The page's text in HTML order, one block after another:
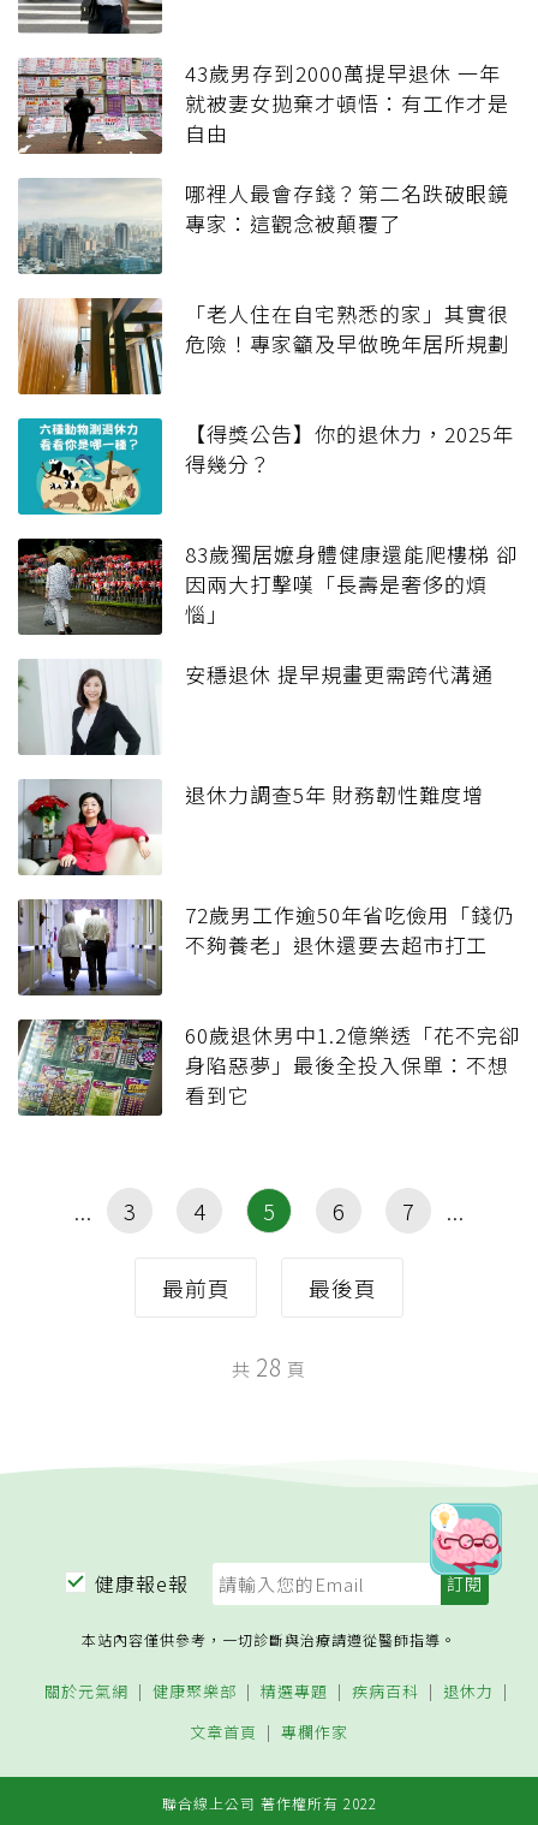
43歲男存到2000萬提早退休 一年
就被妻女拋棄才頓悟：有工作才是
自由
哪裡人最會存錢？第二名跌破眼鏡
專家：這觀念被顛覆了
「老人住在自宅熟悉的家」其實很
危險！專家籲及早做晚年居所規劃
【得獎公告】你的退休力，2025年
得幾分？
83歲獨居嬤身體健康還能爬樓梯 卻
因兩大打擊嘆「長壽是奢侈的煩
惱」
安穩退休 提早規畫更需跨代溝通
退休力調查5年 財務韌性難度增
72歲男工作逾50年省吃儉用「錢仍
不夠養老」退休還要去超市打工
60歲退休男中1.2億樂透「花不完卻
身陷惡夢」最後全投入保單：不想
看到它
最前頁
3 4 5 6 7
最後頁
共 28 頁
健康報e報
本站內容僅供參考，一切診斷與治療請遵從醫師指導。
關於元氣網 健康聚樂部 精選專題 疾病百科
退休力
文章首頁
專欄作家
聯合線上公司 著作權所有 2022